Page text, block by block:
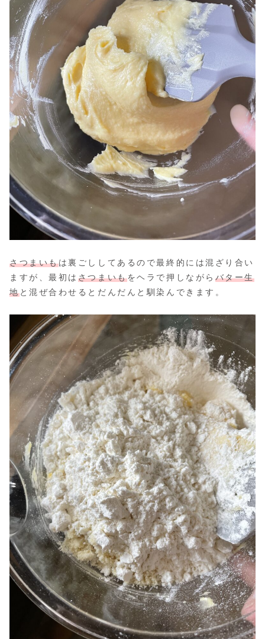
さつまいもは裏ごししてあるので最終的には混ざり合い
ますが、最初は さつまいもをヘラで押しながら バター生
地と混ぜ合わせるとだんだんと馴染んできます。